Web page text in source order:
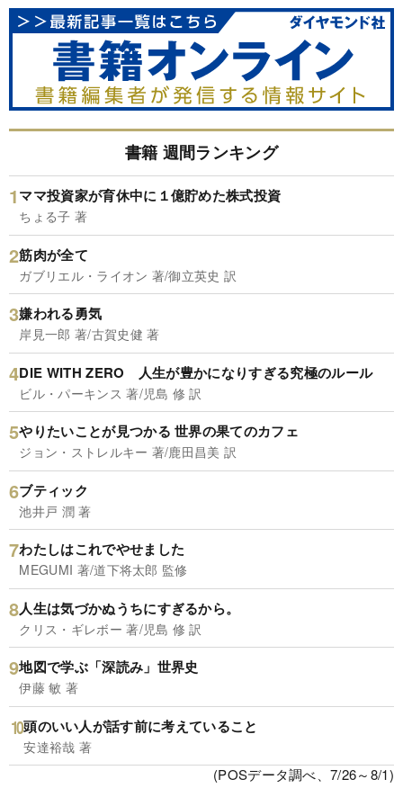
書籍 週間ランキング
ママ投資家が育休中に１億貯めた株式投資
ちょる子 著
筋肉が全て
ガブリエル・ライオン 著/御立英史 訳
嫌われる勇気
岸見一郎 著/古賀史健 著
DIE WITH ZERO 人生が豊かになりすぎる究極のルール
ビル・パーキンス 著/児島 修 訳
やりたいことが見つかる 世界の果てのカフェ
ジョン・ストレルキー 著/鹿田昌美 訳
ブティック
池井戸 潤 著
わたしはこれでやせました
MEGUMI 著/道下将太郎 監修
人生は気づかぬうちにすぎるから。
クリス・ギレボー 著/児島 修 訳
地図で学ぶ「深読み」世界史
伊藤 敏 著
頭のいい人が話す前に考えていること
安達裕哉 著
(POSデータ調べ、7/26～8/1)